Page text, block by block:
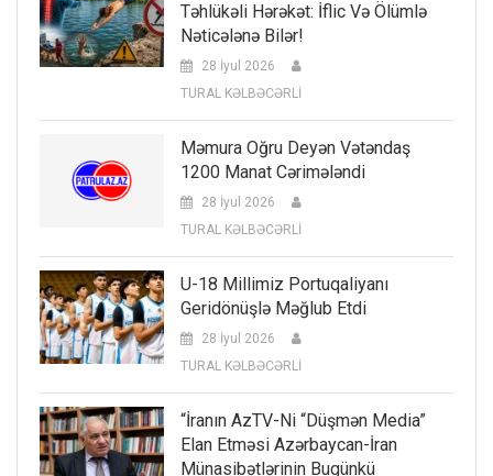
Təhlükəli Hərəkət: İflic Və Ölümlə
Nəticələnə Bilər!
28 İyul 2026
TURAL KƏLBƏCƏRLİ
Məmura Oğru Deyən Vətəndaş
1200 Manat Cərimələndi
28 İyul 2026
TURAL KƏLBƏCƏRLİ
U-18 Millimiz Portuqaliyanı
Geridönüşlə Məğlub Etdi
28 İyul 2026
TURAL KƏLBƏCƏRLİ
“İranın AzTV-Ni “düşmən Media”
Elan Etməsi Azərbaycan-İran
Münasibətlərinin Bugünkü